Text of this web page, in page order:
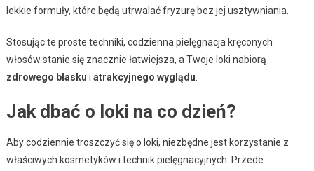
lekkie formuły, które będą utrwalać fryzurę bez jej usztywniania.
Stosując te proste techniki, codzienna pielęgnacja kręconych
włosów stanie się znacznie łatwiejsza, a Twoje loki nabiorą
zdrowego blasku i atrakcyjnego wyglądu
Jak dbać o loki na co dzień?
Aby codziennie troszczyć się o loki, niezbędne jest korzystanie z
właściwych kosmetyków i technik pielęgnacyjnych. Przede